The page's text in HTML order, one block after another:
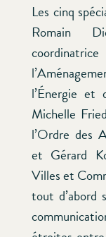
Les cinq
Romain
l’Énergie et
Michelle
l’Ordre des
et Gérard
Villes et
tout d’abord